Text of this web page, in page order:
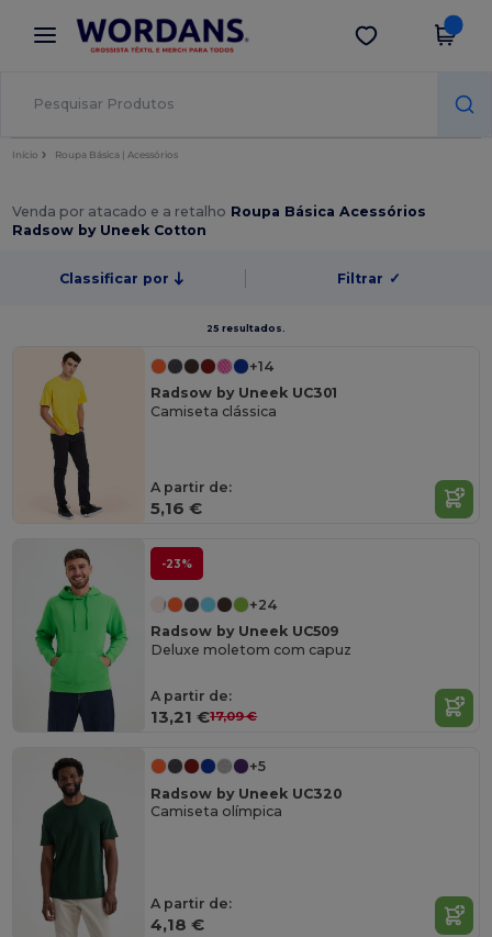
× App Wordans
Melhores preços na app!
Obter app
Início Roupa Básica | Acessórios
Venda por atacado e a retalho Roupa Básica Acessórios
Radsow by Uneek Cotton
Classificar por Filtrar ✓
25 resultados.
+14
Radsow by Uneek UC301
Camiseta clássica
A partir de:
5,16 €
-23%
+24
Radsow by Uneek UC509
Deluxe moletom com capuz
A partir de:
13,21 €17,09 €
+5
Radsow by Uneek UC320
Camiseta olímpica
A partir de:
4,18 €